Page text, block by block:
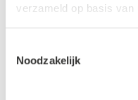
verzameld op basis van
Noodzakelijk
bekend om zijn hoge
De verschillende
frisdrank
Royal Club heeft een breed